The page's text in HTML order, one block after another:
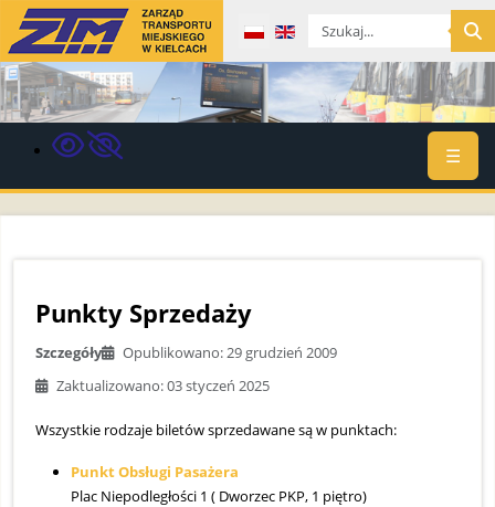
Wybierz swój język
☰
Punkty Sprzedaży
Szczegóły
Opublikowano: 29 grudzień 2009
Zaktualizowano: 03 styczeń 2025
Wszystkie rodzaje biletów sprzedawane są w punktach:
Punkt Obsługi Pasażera
Plac Niepodległości 1 ( Dworzec PKP, 1 piętro)